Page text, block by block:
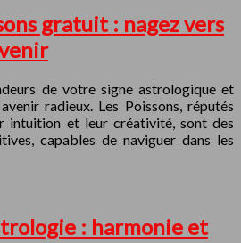
gratuit : nagez vers
de votre signe astrologique et
radieux. Les Poissons, réputés
intuition et leur créativité, sont des
capables de naviguer dans les
: harmonie et